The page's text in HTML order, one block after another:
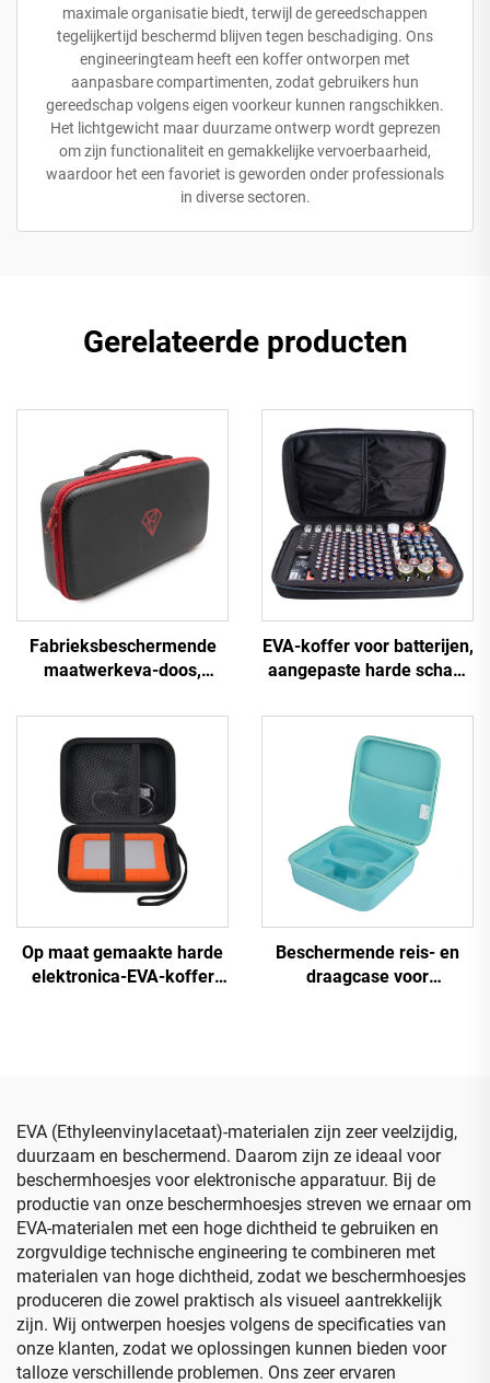
maximale organisatie biedt, terwijl de gereedschappen
tegelijkertijd beschermd blijven tegen beschadiging. Ons
engineeringteam heeft een koffer ontworpen met
aanpasbare compartimenten, zodat gebruikers hun
gereedschap volgens eigen voorkeur kunnen rangschikken.
Het lichtgewicht maar duurzame ontwerp wordt geprezen
om zijn functionaliteit en gemakkelijke vervoerbaarheid,
waardoor het een favoriet is geworden onder professionals
in diverse sectoren.
Gerelateerde producten
Fabrieksbeschermende
maatwerkeva-doos,
met harde schaal
EVA-koffer voor batterijen,
aangepaste harde schaal
batterijorganisator en
opbergdoos, OEM-
draagkoffer voor EVA-AA-
batterijbank en
gereedschapskoffer
Op maat gemaakte harde
elektronica-EVA-koffer
Beschermende reis- en
draagcase voor
EVA (Ethyleenvinylacetaat)-materialen zijn zeer veelzijdig,
duurzaam en beschermend. Daarom zijn ze ideaal voor
beschermhoesjes voor elektronische apparatuur. Bij de
productie van onze beschermhoesjes streven we ernaar om
EVA-materialen met een hoge dichtheid te gebruiken en
zorgvuldige technische engineering te combineren met
materialen van hoge dichtheid, zodat we beschermhoesjes
produceren die zowel praktisch als visueel aantrekkelijk
zijn. Wij ontwerpen hoesjes volgens de specificaties van
onze klanten, zodat we oplossingen kunnen bieden voor
talloze verschillende problemen. Ons zeer ervaren